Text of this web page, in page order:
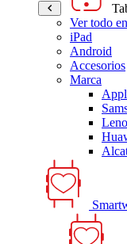
Ver todo
iPad
Android
Accesorios
Marca